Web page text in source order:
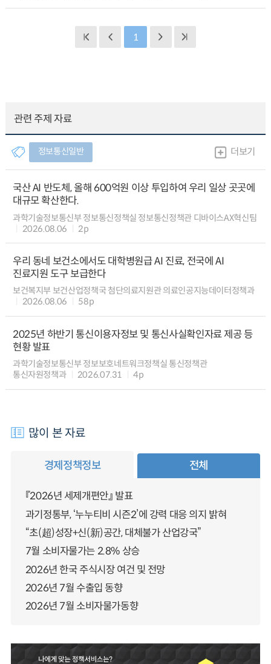
1
관련 주제 자료
정보통신일반 더보기
국산 AI 반도체, 올해 600억원 이상 투입하여 우리 일상 곳곳에
대규모 확산한다.
과학기술정보통신부 정보통신정책실 정보통신정책관 디바이스AX혁신팀
2026.08.06
2p
우리 동네 보건소에서도 대학병원급 AI 진료, 전국에 AI
진료지원 도구 보급한다
보건복지부 보건산업정책국 첨단의료지원관 의료인공지능데이터정책과
2026.08.06
58p
2025년 하반기 통신이용자정보 및 통신사실확인자료 제공 등
현황 발표
과학기술정보통신부 정보보호네트워크정책실 통신정책관
통신자원정책과
2026.07.31 4p
많이 본 자료
경제정책정보 전체
『2026년 세제개편안』 발표
과기정통부, ‘누누티비 시즌2’에 강력 대응 의지 밝혀
“초(超)성장+신(新)공간, 대체불가 산업강국”
7월 소비자물가는 2.8% 상승
2026년 한국 주식시장 여건 및 전망
2026년 7월 수출입 동향
2026년 7월 소비자물가동향